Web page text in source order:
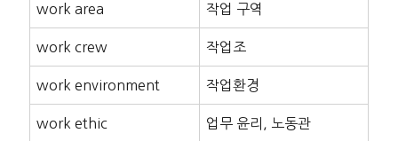
work area 작업 구역
work crew 작업조
work environment 작업환경
work ethic 업무 윤리, 노동관